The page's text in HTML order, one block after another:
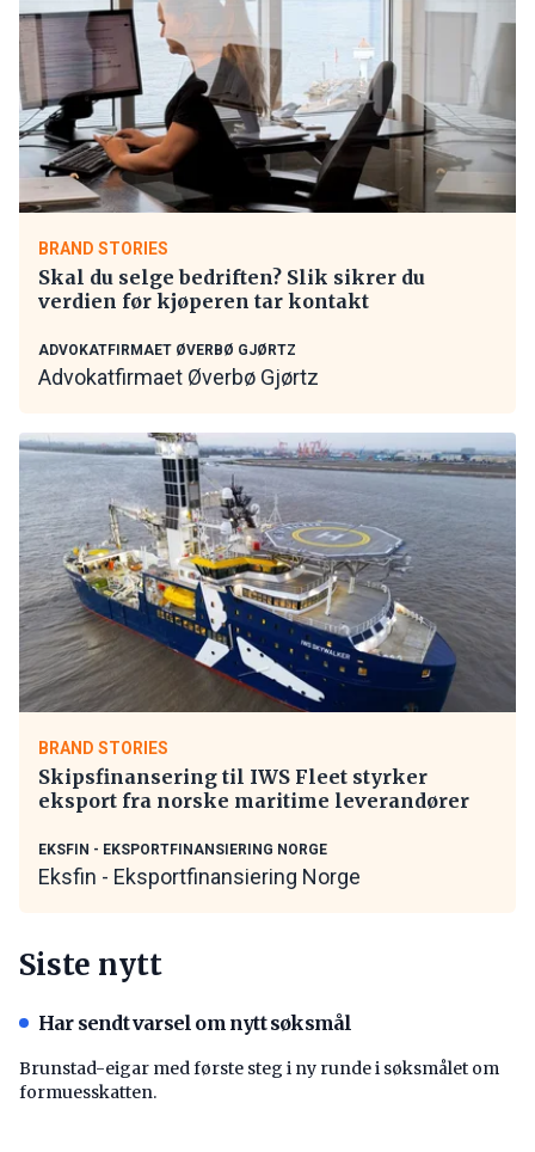
BRAND STORIES
Skal du selge bedriften? Slik sikrer du
verdien før kjøperen tar kontakt
ADVOKATFIRMAET ØVERBØ GJØRTZ
Advokatfirmaet Øverbø Gjørtz
BRAND STORIES
Skipsfinansering til IWS Fleet styrker
eksport fra norske maritime leverandører
EKSFIN - EKSPORTFINANSIERING NORGE
Eksfin - Eksportfinansiering Norge
Siste nytt
Har sendt varsel om nytt søksmål
Brunstad-eigar med første steg i ny runde i søksmålet om
formuesskatten.